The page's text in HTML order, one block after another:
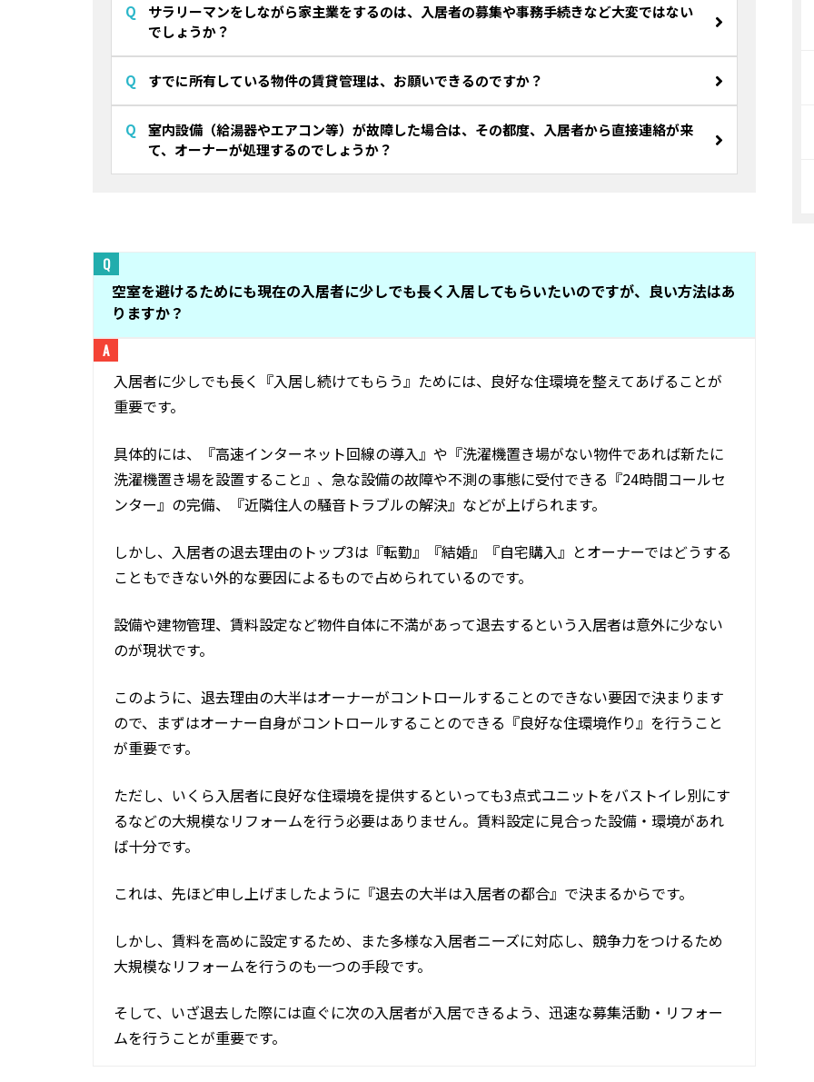
サラリーマンをしながら家主業をするのは、入居者の募集や事務手続きなど大変ではない
でしょうか？
すでに所有している物件の賃貸管理は、お願いできるのですか？
室内設備（給湯器やエアコン等）が故障した場合は、その都度、入居者から直接連絡が来
て、オーナーが処理するのでしょうか？
空室を避けるためにも現在の入居者に少しでも長く入居してもらいたいのですが、良い方法はあ
りますか？
入居者に少しでも長く『入居し続けてもらう』ためには、良好な住環境を整えてあげることが
重要です。
具体的には、『高速インターネット回線の導入』や『洗濯機置き場がない物件であれば新たに
洗濯機置き場を設置すること』、急な設備の故障や不測の事態に受付できる『24時間コールセ
ンター』の完備、『近隣住人の騒音トラブルの解決』などが上げられます。
しかし、入居者の退去理由のトップ3は『転勤』『結婚』『自宅購入』とオーナーではどうする
こともできない外的な要因によるもので占められているのです。
設備や建物管理、賃料設定など物件自体に不満があって退去するという入居者は意外に少ない
のが現状です。
このように、退去理由の大半はオーナーがコントロールすることのできない要因で決まります
ので、まずはオーナー自身がコントロールすることのできる『良好な住環境作り』を行うこと
が重要です。
ただし、いくら入居者に良好な住環境を提供するといっても3点式ユニットをバストイレ別にす
るなどの大規模なリフォームを行う必要はありません。賃料設定に見合った設備・環境があれ
ば十分です。
これは、先ほど申し上げましたように『退去の大半は入居者の都合』で決まるからです。
しかし、賃料を高めに設定するため、また多様な入居者ニーズに対応し、競争力をつけるため
大規模なリフォームを行うのも一つの手段です。
そして、いざ退去した際には直ぐに次の入居者が入居できるよう、迅速な募集活動・リフォー
ムを行うことが重要です。